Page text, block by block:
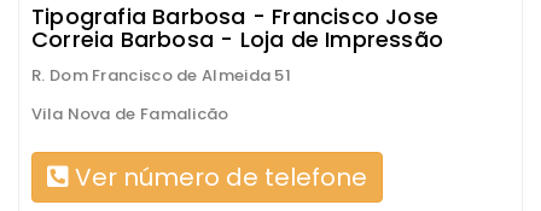
Tipografia Barbosa - Francisco Jose
Correia Barbosa - Loja de Impressão
R. Dom Francisco de Almeida 51
Vila Nova de Famalicão
Ver número de telefone